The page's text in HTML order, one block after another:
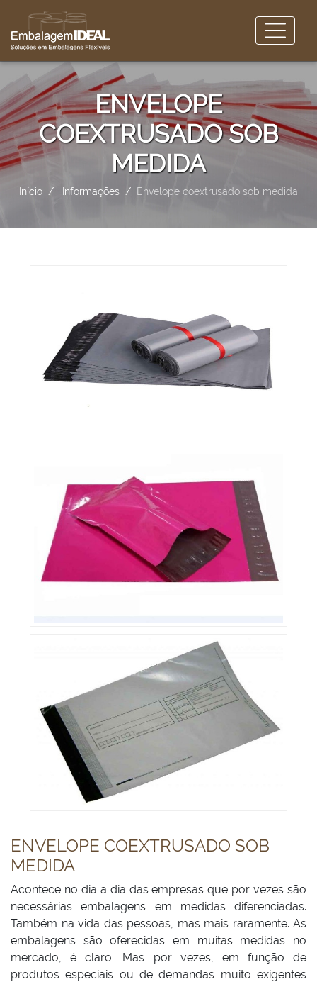
ENVELOPE
COEXTRUSADO SOB
MEDIDA
Início Informações Envelope coextrusado sob medida
ENVELOPE COEXTRUSADO SOB
MEDIDA
Acontece no dia a dia das empresas que por vezes são
necessárias embalagens em medidas diferenciadas.
Também na vida das pessoas, mas mais raramente. As
embalagens são oferecidas em muitas medidas no
mercado, é claro. Mas por vezes, em função de
produtos especiais ou de demandas muito exigentes